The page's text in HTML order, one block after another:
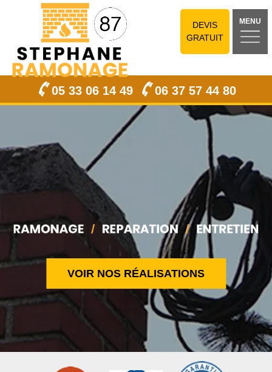
DEVIS
GRATUIT
MENU
05 33 06 14 49 06 37 57 44 80
VOIR NOS RÉALISATIONS